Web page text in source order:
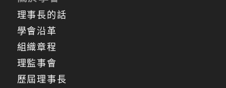
理事長的話
學會沿革
組織章程
理監事會
歷屆理事長